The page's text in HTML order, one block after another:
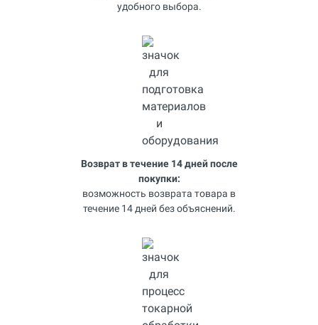
удобного выбора.
Возврат в течение 14 дней после
покупки:
возможность возврата товара в
течение 14 дней без объяснений.